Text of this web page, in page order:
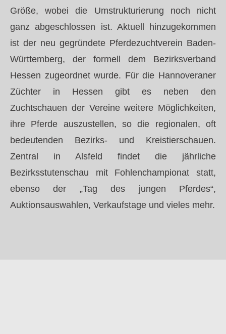
Größe, wobei die Umstrukturierung noch nicht
ganz abgeschlossen ist. Aktuell hinzugekommen
ist der neu gegründete Pferdezuchtverein Baden-
Württemberg, der formell dem Bezirksverband
Hessen zugeordnet wurde. Für die Hannoveraner
Züchter in Hessen gibt es neben den
Zuchtschauen der Vereine weitere Möglichkeiten,
ihre Pferde auszustellen, so die regionalen, oft
bedeutenden Bezirks- und Kreistierschauen.
Zentral in Alsfeld findet die jährliche
Bezirksstutenschau mit Fohlenchampionat statt,
ebenso der „Tag des jungen Pferdes“,
Auktionsauswahlen, Verkaufstage und vieles mehr.